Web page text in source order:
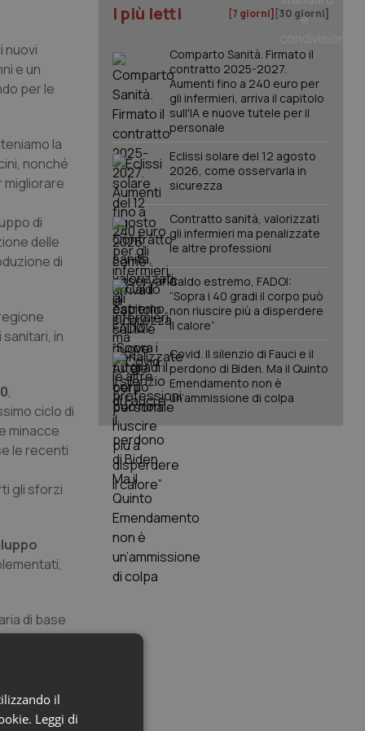
nuovi
e un
per le
la
nonché
migliorare
di
delle
di
in
,
ciclo di
minacce
le recenti
gli sforzi
di base
e
I più letti [7 giorni] [30 giorni]
Comparto Sanità. Firmato il
contratto 2025-2027.
Aumenti fino a 240 euro per
gli infermieri, arriva il capitolo
sull'IA e nuove tutele per il
personale
Eclissi solare del 12 agosto
2026, come osservarla in
sicurezza
Contratto sanità, valorizzati
gli infermieri ma penalizzate
le altre professioni
Caldo estremo, FADOI:
“Sopra i 40 gradi il corpo può
non riuscire più a disperdere
il calore”
Covid. Il silenzio di Fauci e il
perdono di Biden. Ma il Quinto
Emendamento non è
un’ammissione di colpa
il
Leggi di